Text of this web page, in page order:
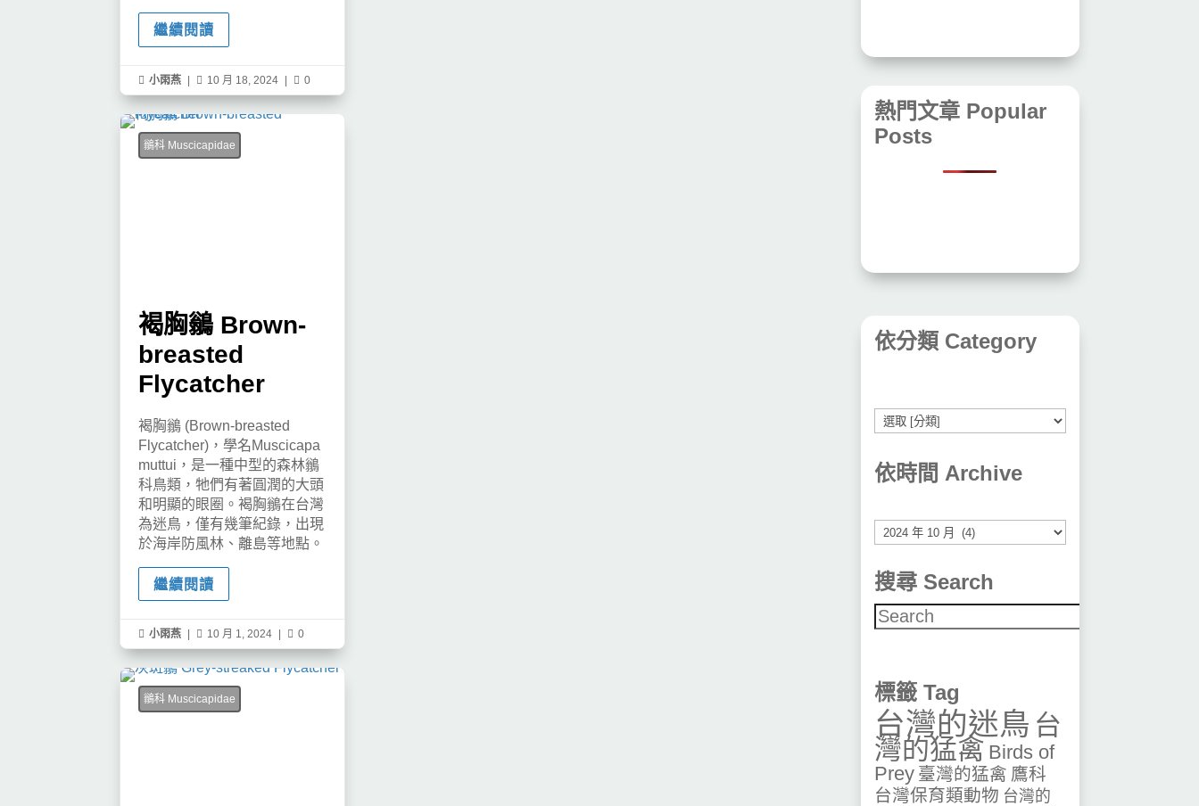
繼續閱讀
 小雨燕 |  10 月 18, 2024 |  0
鶲科 Muscicapidae
褐胸鶲 Brown-
breasted
Flycatcher
褐胸鶲 (Brown-breasted
Flycatcher)，學名Muscicapa
muttui，是一種中型的森林鶲
科鳥類，牠們有著圓潤的大頭
和明顯的眼圈。褐胸鶲在台灣
為迷鳥，僅有幾筆紀錄，出現
於海岸防風林、離島等地點。
繼續閱讀
 小雨燕  10 月 1, 2024  0
鶲科 Muscicapidae
熱門文章 Popular
Posts
依分類 Category
依時間 Archive
彙
整
搜尋 Search
搜尋
標籤 Tag
台灣的迷鳥 台
灣的猛禽 Birds of
Prey 臺灣的猛禽 鷹科
台灣保育類動物 台灣的